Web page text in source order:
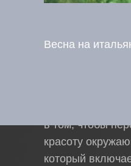
Весна на
в том, чтобы
красоту
который